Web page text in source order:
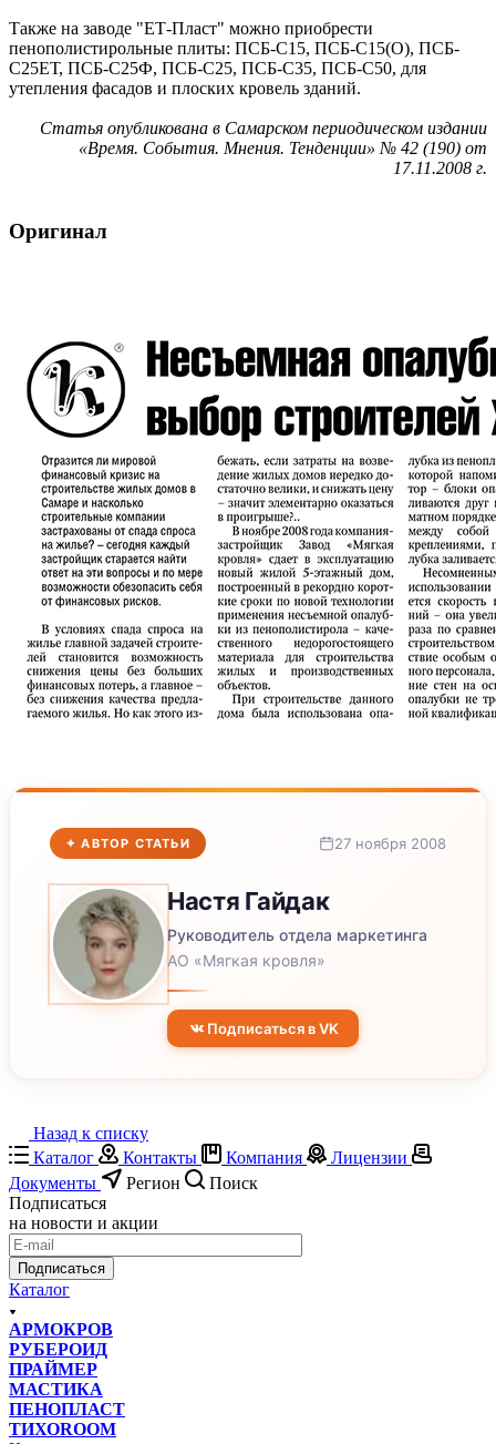
Также на заводе "ЕТ-Пласт" можно приобрести
пенополистирольные плиты: ПСБ-С15, ПСБ-С15(О), ПСБ-
С25ЕТ, ПСБ-С25Ф, ПСБ-С25, ПСБ-С35, ПСБ-С50, для
утепления фасадов и плоских кровель зданий.
Статья опубликована в Самарском периодическом издании
«Время. События. Мнения. Тенденции» № 42 (190) от
17.11.2008 г.
Оригинал
✦ АВТОР СТАТЬИ 27 ноября 2008
Настя Гайдак
Руководитель отдела маркетинга
АО «Мягкая кровля»
Подписаться в VK
Назад к списку
Каталог
Контакты Компания
Лицензии
Документы
Регион
Поиск
Подписаться
на новости и акции
Подписаться
Каталог
АРМОКРОВ
РУБЕРОИД
ПРАЙМЕР
МАСТИКА
ПЕНОПЛАСТ
ТИХОROOM